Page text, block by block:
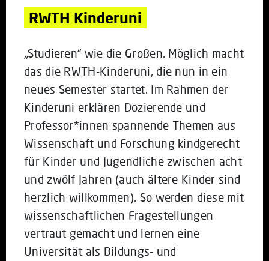
RWTH Kinderuni
„Studieren“ wie die Großen. Möglich macht
das die RWTH-Kinderuni, die nun in ein
neues Semester startet. Im Rahmen der
Kinderuni erklären Dozierende und
Professor*innen spannende Themen aus
Wissenschaft und Forschung kindgerecht
für Kinder und Jugendliche zwischen acht
und zwölf Jahren (auch ältere Kinder sind
herzlich willkommen). So werden diese mit
wissenschaftlichen Fragestellungen
vertraut gemacht und lernen eine
Universität als Bildungs- und